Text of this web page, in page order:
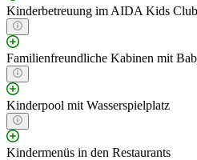
Kinderbetreuung im AIDA Kids Club
Familienfreundliche Kabinen mit
Kinderpool mit Wasserspielplatz
Kindermenüs in den Restaurants